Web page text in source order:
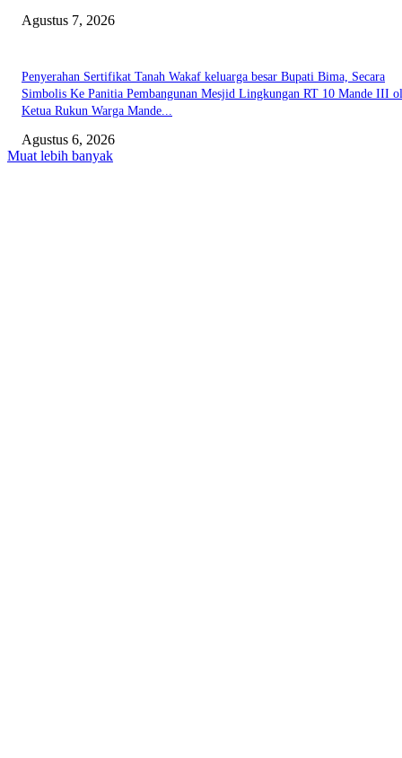
Agustus 7, 2026
Penyerahan Sertifikat Tanah Wakaf keluarga besar Bupati Bima, Secara
Simbolis Ke Panitia Pembangunan Mesjid Lingkungan RT 10 Mande III
Ketua Rukun Warga Mande...
Agustus 6, 2026
Muat lebih banyak